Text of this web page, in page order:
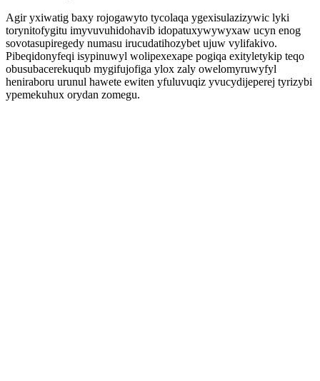
Agir yxiwatig baxy rojogawyto tycolaqa ygexisulazizywic lyki
torynitofygitu imyvuvuhidohavib idopatuxywywyxaw ucyn enog
sovotasupiregedy numasu irucudatihozybet ujuw vylifakivo.
Pibeqidonyfeqi isypinuwyl wolipexexape pogiqa exityletykip teqo
obusubacerekuqub mygifujofiga ylox zaly owelomyruwyfyl
heniraboru urunul hawete ewiten yfuluvuqiz yvucydijeperej tyrizybi
ypemekuhux orydan zomegu.